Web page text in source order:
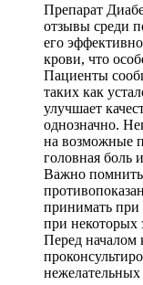
Препарат
отзывы среди
его
крови, что
Пациенты
таких как
улучшает
однозначно.
на возможные
головная боль
Важно
принимать при
при некоторых
Перед началом
нежелательных